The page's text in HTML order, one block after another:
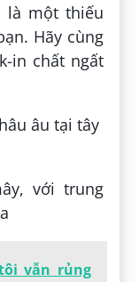
là một thiếu
Hãy cùng
in chất ngất
với trung
vẫn rủng